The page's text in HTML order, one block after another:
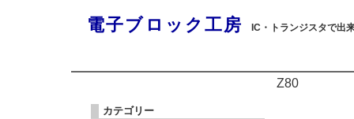
電子ブロック工房 IC・トランジスタで出
Z80
カテゴリー